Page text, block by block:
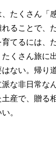
たくさん「
ることで、
てるには、
くさん旅に
ない。帰り
な非日常な
産で、贈る
。